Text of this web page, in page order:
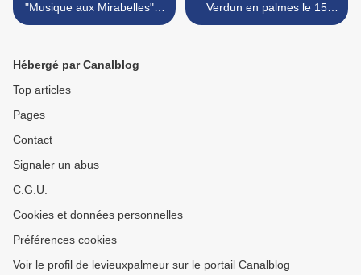
"Musique aux Mirabelles" à
Hattonchâtel, c'est bientôt!
Verdun en palmes le 15
décembre 2002 >
Hébergé par Canalblog
Top articles
Pages
Contact
Signaler un abus
C.G.U.
Cookies et données personnelles
Préférences cookies
Voir le profil de levieuxpalmeur sur le portail Canalblog